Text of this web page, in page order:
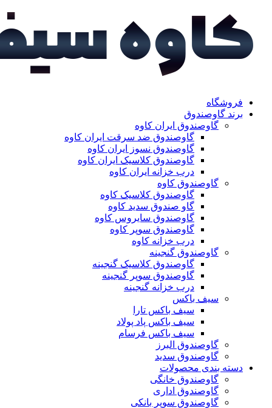
فروشگاه
برند گاوصندوق
گاوصندوق ایران کاوه
گاوصندوق ضد سرقت ایران کاوه
گاوصندوق نسوز ایران کاوه
گاوصندوق کلاسیک ایران کاوه
درب خزانه ایران کاوه
گاوصندوق کاوه
گاوصندوق کلاسیک کاوه
گاو صندوق سدید کاوه
گاوصندوق سایروس کاوه
گاوصندوق سوپر کاوه
درب خزانه کاوه
گاوصندوق گنجینه
گاوصندوق کلاسیک گنجینه
گاوصندوق سوپر گنجینه
درب خزانه گنجینه
سیف باکس
سیف باکس تارا
سیف باکس پاد پولاد
سیف باکس فرسام
گاوصندوق البرز
گاوصندوق سدید
دسته بندی محصولات
گاوصندوق خانگی
گاوصندوق اداری
گاوصندوق سوپر بانکی